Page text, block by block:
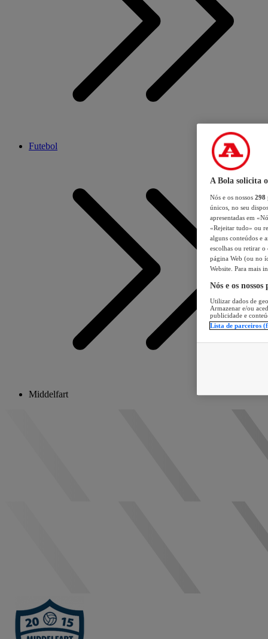
Futebol
Middelfart
A Bola solicita
Nós e os nossos 298
únicos, no seu
apresentadas em
«Rejeitar tudo» ou
alguns conteúdos e
escolhas ou retirar
página Web (ou no
Website. Para mais
Nós e os
Utilizar dados de
Armazenar e/ou
publicidade e
Lista de parceiros